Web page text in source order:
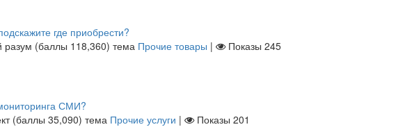
где приобрести?
разум (баллы 118,360) тема Прочие товары | Показы 245
СМИ?
(баллы 35,090) тема Прочие услуги | Показы 201